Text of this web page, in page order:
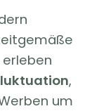
,
um